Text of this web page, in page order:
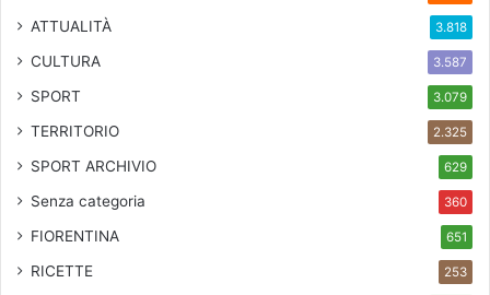
i
r
t
u
ATTUALITÀ 3.818
CULTURA 3.587
SPORT 3.079
TERRITORIO 2.325
SPORT ARCHIVIO 629
Senza categoria 360
FIORENTINA 651
RICETTE 253